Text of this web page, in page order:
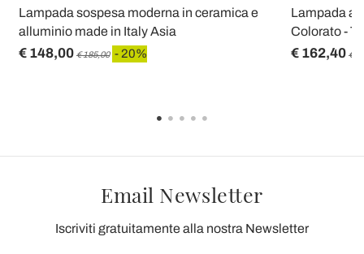
Lampada sospesa moderna in ceramica e
alluminio made in Italy Asia
€ 148,00 € 185,00 - 20%
Lampada a
Colorato -
€ 162,40 €
Email Newsletter
Iscriviti gratuitamente alla nostra Newsletter